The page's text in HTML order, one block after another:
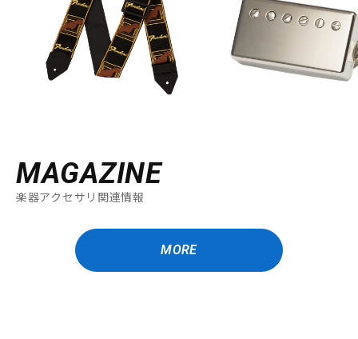
MAGAZINE
楽器アクセサリ関連情報
MORE